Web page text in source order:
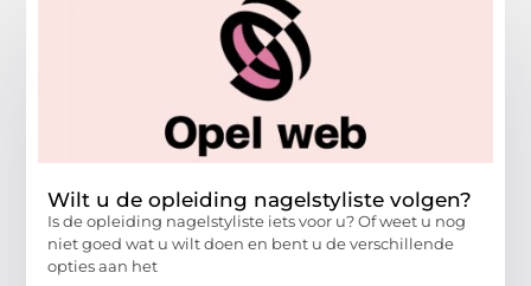
Wilt u de opleiding nagelstyliste volgen?
Is de opleiding nagelstyliste iets voor u? Of weet u nog
niet goed wat u wilt doen en bent u de verschillende
opties aan het